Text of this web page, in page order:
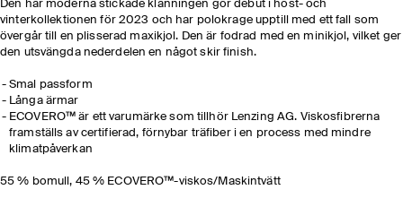
Den här moderna stickade klänningen gör debut i höst- och
vinterkollektionen för 2023 och har polokrage upptill med ett fall som
övergår till en plisserad maxikjol. Den är fodrad med en minikjol, vilket ger
den utsvängda nederdelen en något skir finish.
Smal passform
Långa ärmar
ECOVERO™ är ett varumärke som tillhör Lenzing AG. Viskosfibrerna
framställs av certifierad, förnybar träfiber i en process med mindre
klimatpåverkan
55 % bomull, 45 % ECOVERO™-viskos/Maskintvätt